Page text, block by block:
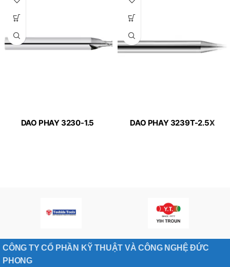
DAO PHAY 3230-1.5
DAO PHAY 3239T-2.5X
CÔNG TY CỔ PHẦN KỸ THUẬT VÀ CÔNG NGHỆ ĐỨC
PHONG